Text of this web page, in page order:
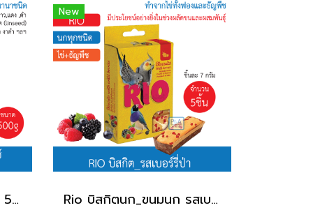
Rio Daily Feed_นกฟินส์ 500g.
New
Rio บิสกิตนก_ขนมนก รสเบอร์รี่ป่า